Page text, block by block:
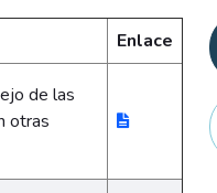
Enlace
de las
otras